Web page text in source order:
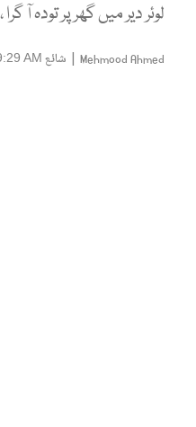
لوئر دیر میں گھر پر تودہ آ گرا ،
Mehmood Ahmed
| شائع AM